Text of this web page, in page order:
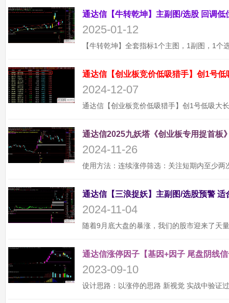
2025-01-12
通达信【创业板竞价低吸猎手】创1号
2024-12-07
通达信2025九妖塔《创业板专用捉首板
2024-11-26
2024-11-04
通达信涨停因子【基因+因子 尾盘阴线
2023-09-10